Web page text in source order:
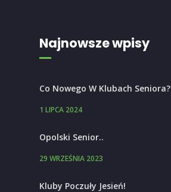
Najnowsze wpisy
Co Nowego W Klubach Seniora?
1 LIPCA 2024
Opolski Senior..
29 WRZEŚNIA 2023
Kluby Poczuły Jesień!